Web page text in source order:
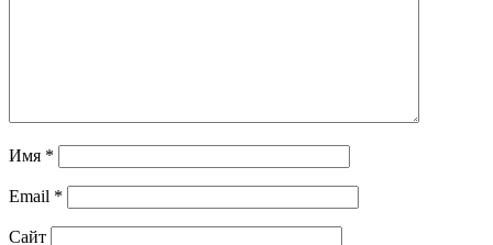
Имя *
Email *
Сайт